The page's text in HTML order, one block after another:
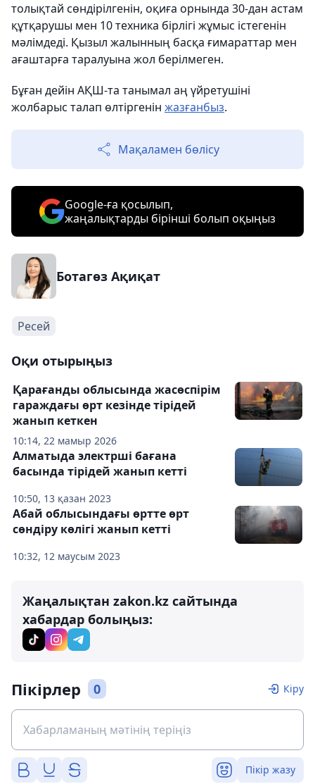
толықтай сөндірілгенін, оқиға орнында 30-дан астам
құтқарушы мен 10 техника бірлігі жұмыс істегенін
мәлімдеді. Қызыл жалынның басқа ғимараттар мен
ағаштарға таралуына жол берілмеген.
Бұған дейін АҚШ-та танымал аң үйретушіні
жолбарыс талап өлтіргенін жазғанбыз.
Мақаламен бөлісу
Google-ға қосылып,
жаңалықтарды бірінші болып оқыңыз
Ботагөз Ақиқат
Ресей
Оқи отырыңыз
10:14, 22 мамыр 2026
Қарағанды облысында жасөспірім
гараждағы өрт кезінде тірідей
жанып кеткен
10:50, 13 қазан 2023
Алматыда электрші бағана
басында тірідей жанып кетті
10:32, 12 маусым 2023
Абай облысындағы өртте өрт
сөндіру көлігі жанып кетті
Жаңалықтан zakon.kz сайтында
хабардар болыңыз:
Пікірлер 0 Кіру
Пікір жазу